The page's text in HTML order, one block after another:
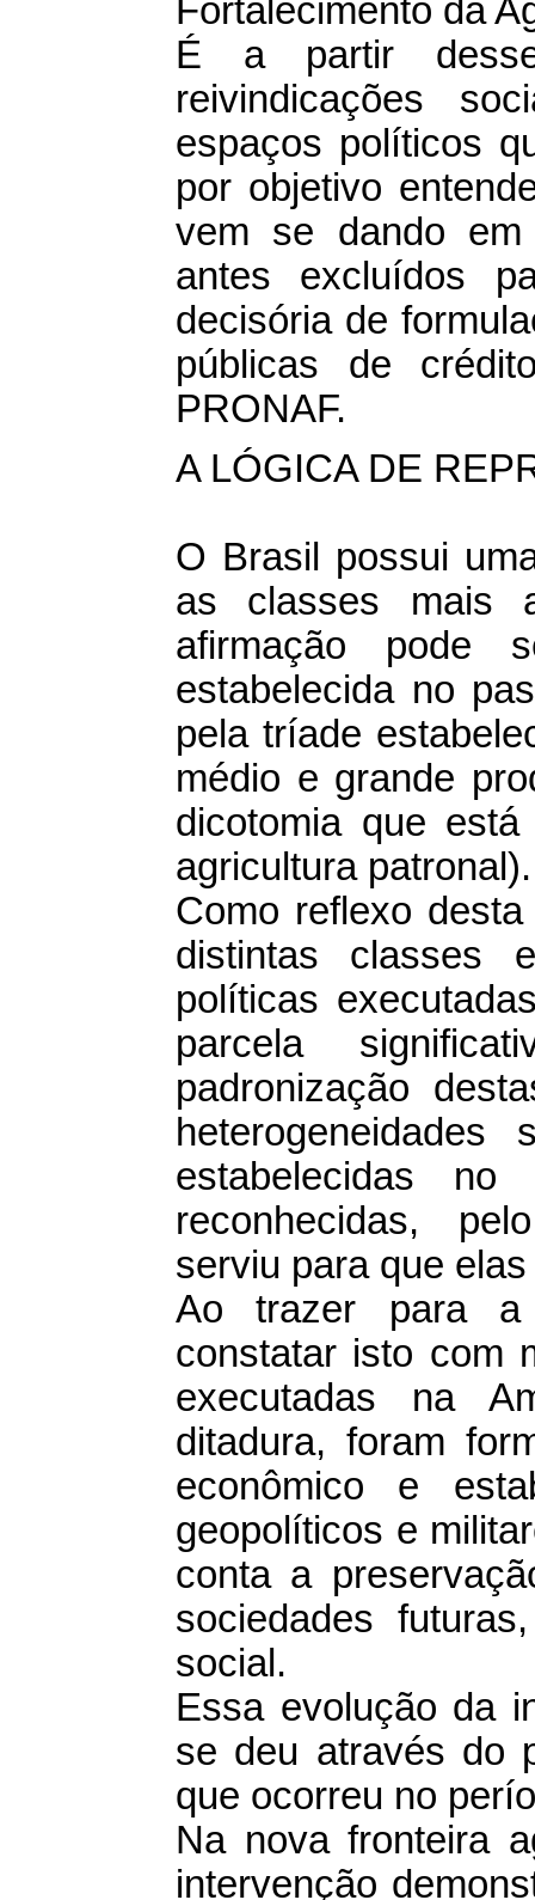
Fortalecimento da
É a partir
reivindicações
espaços políticos
por objetivo
vem se dando
antes excluídos
decisória de
públicas de
PRONAF.
A LÓGICA DE
O Brasil possui
as classes mais
afirmação pode
estabelecida no
pela tríade
médio e grande
dicotomia que
agricultura patronal).
Como reflexo
distintas classes
políticas
parcela
padronização
estabelecidas
reconhecidas,
serviu para que
Ao trazer para a
constatar isto com
executadas na
ditadura, foram
econômico e
geopolíticos e
conta a
sociedades
social.
Essa evolução da
se deu através do
que ocorreu no
Na nova fronteira
intervenção